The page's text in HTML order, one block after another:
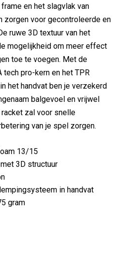
en het slagvlak van
zorgen voor gecontroleerde en
ruwe 3D textuur van het
mogelijkheid om meer effect
toe te voegen. Met de
tech pro-kern en het TPR
het handvat ben je verzekerd
balgevoel en vrijwel
zal voor snelle
van je spel zorgen.
13/15
3D structuur
in handvat
gram